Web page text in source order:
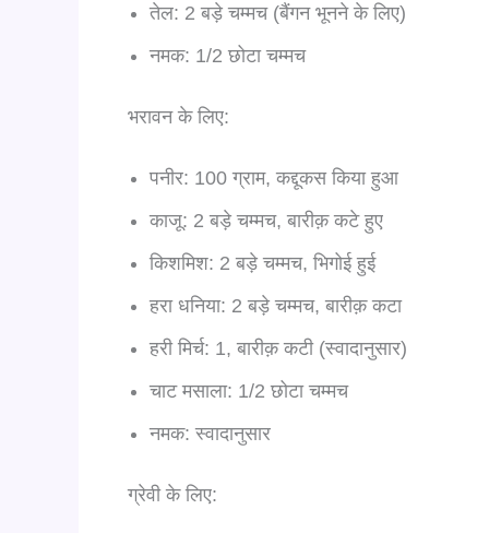
तेल: 2 बड़े चम्मच (बैंगन भूनने के लिए)
नमक: 1/2 छोटा चम्मच
भरावन के लिए:
पनीर: 100 ग्राम, कद्दूकस किया हुआ
काजू: 2 बड़े चम्मच, बारीक़ कटे हुए
किशमिश: 2 बड़े चम्मच, भिगोई हुई
हरा धनिया: 2 बड़े चम्मच, बारीक़ कटा
हरी मिर्च: 1, बारीक़ कटी (स्वादानुसार)
चाट मसाला: 1/2 छोटा चम्मच
नमक: स्वादानुसार
ग्रेवी के लिए: